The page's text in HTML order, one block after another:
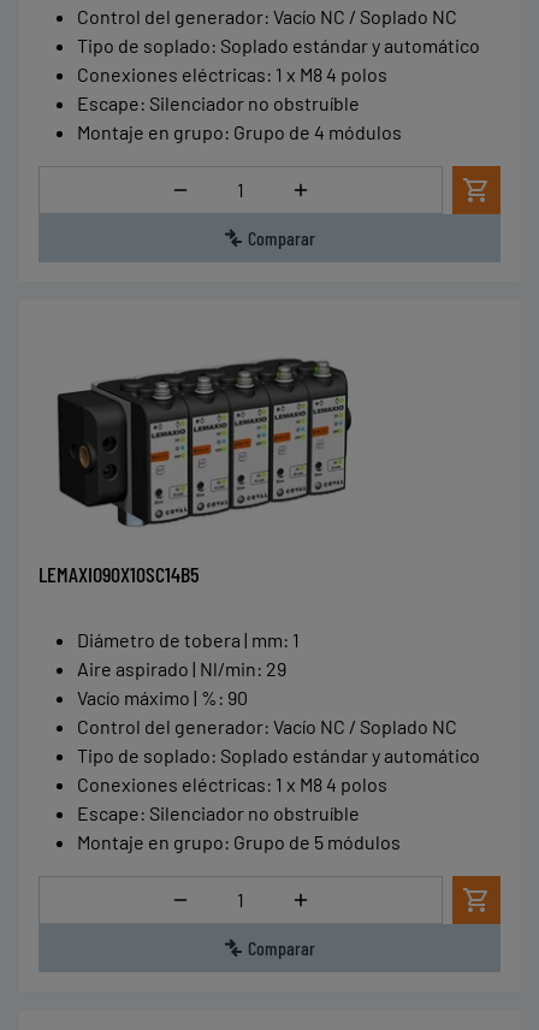
Control del generador: Vacío NC / Soplado NC
Tipo de soplado: Soplado estándar y automático
Conexiones eléctricas: 1 x M8 4 polos
Escape: Silenciador no obstruíble
Montaje en grupo: Grupo de 4 módulos
Cantidad
Comparar
LEMAXIO90X10SC14B5
Diámetro de tobera | mm: 1
Aire aspirado | Nl/min: 29
Vacío máximo | % : 90
Control del generador: Vacío NC / Soplado NC
Tipo de soplado: Soplado estándar y automático
Conexiones eléctricas: 1 x M8 4 polos
Escape: Silenciador no obstruíble
Montaje en grupo: Grupo de 5 módulos
Cantidad
Comparar